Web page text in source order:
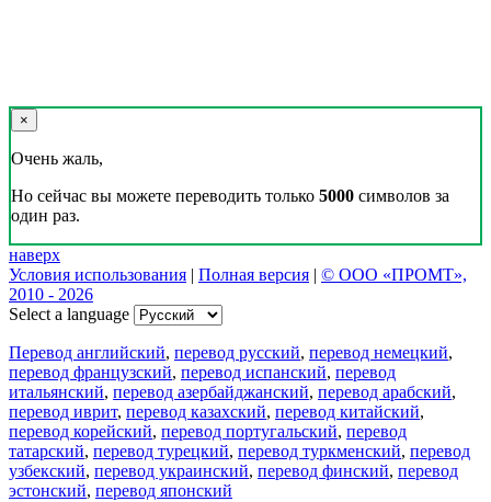
×
Очень жаль,
Но сейчас вы можете переводить только 5000 символов за
один раз.
наверх
Условия использования | Полная версия | © ООО «ПРОМТ»,
2010 - 2026
Select a language
Перевод английский, перевод русский, перевод немецкий,
перевод французский, перевод испанский, перевод
итальянский, перевод азербайджанский, перевод арабский,
перевод иврит, перевод казахский, перевод китайский,
перевод корейский, перевод португальский, перевод
татарский, перевод турецкий, перевод туркменский, перевод
узбекский, перевод украинский, перевод финский, перевод
эстонский, перевод японский